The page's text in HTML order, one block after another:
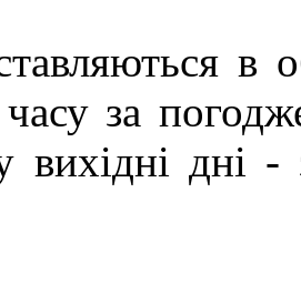
в
за
вихідні дні